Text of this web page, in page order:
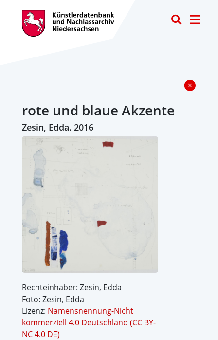
rote und blaue Akzente
Zesin, Edda. 2016
Rechteinhaber: Zesin, Edda
Foto: Zesin, Edda
Lizenz: Namensnennung-Nicht
kommerziell 4.0 Deutschland (CC BY-
NC 4.0 DE)